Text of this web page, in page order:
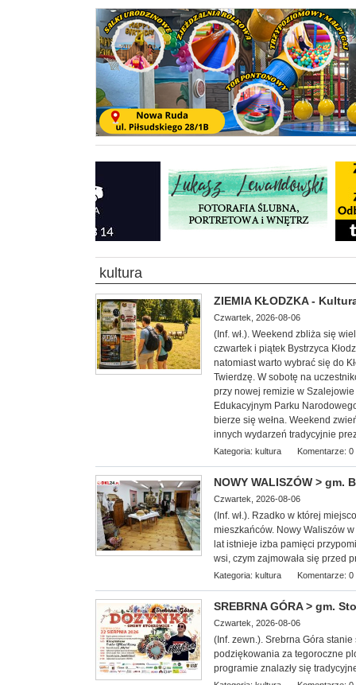
kultura
ZIEMIA KŁODZKA -
Czwartek, 2026-08-06
(Inf. wł.). Weekend zbliża się
czwartek i piątek Bystrzyca
natomiast warto wybrać się do
Twierdzę. W sobotę na
przy nowej remizie w
Edukacyjnym Parku
bierze się wełna. Weekend
innych wydarzeń tradycyjnie
Kategoria: kultura Komentarze: 0
NOWY WALISZÓW > gm.
Czwartek, 2026-08-06
(Inf. wł.). Rzadko w której
mieszkańców. Nowy Waliszów
lat istnieje izba pamięci
wsi, czym zajmowała się przed
Kategoria: kultura Komentarze: 0
SREBRNA GÓRA > gm.
Czwartek, 2026-08-06
(Inf. zewn.). Srebrna Góra
podziękowania za tegoroczne
programie znalazły się